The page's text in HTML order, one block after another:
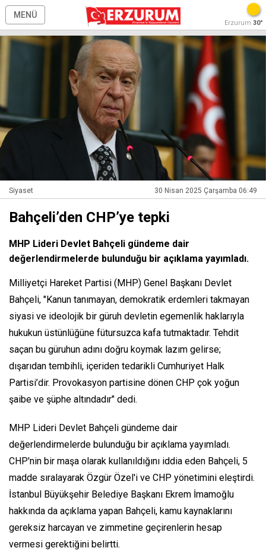
MENÜ
Erzurum 30°
Siyaset 30 Nisan 2025 Çarşamba 06:49
Bahçeli’den CHP’ye tepki
MHP Lideri Devlet Bahçeli gündeme dair
değerlendirmelerde bulunduğu bir açıklama yayımladı.
Milliyetçi Hareket Partisi (MHP) Genel Başkanı Devlet
Bahçeli, "Kanun tanımayan, demokratik erdemleri takmayan
siyasi ve ideolojik bir güruh devletin egemenlik haklarıyla
hukukun üstünlüğüne fütursuzca kafa tutmaktadır. Tehdit
saçan bu güruhun adını doğru koymak lazım gelirse;
dışarıdan tembihli, içeriden tedarikli Cumhuriyet Halk
Partisi’dir. Provokasyon partisine dönen CHP çok yoğun
şaibe ve şüphe altındadır" dedi.
MHP Lideri Devlet Bahçeli gündeme dair
değerlendirmelerde bulunduğu bir açıklama yayımladı.
CHP'nin bir maşa olarak kullanıldığını iddia eden Bahçeli, 5
madde sıralayarak Özgür Özel'i ve CHP yönetimini eleştirdi.
İstanbul Büyükşehir Belediye Başkanı Ekrem İmamoğlu
hakkında da açıklama yapan Bahçeli, kamu kaynaklarını
gereksiz harcayan ve zimmetine geçirenlerin hesap
vermesi gerektiğini belirtti.